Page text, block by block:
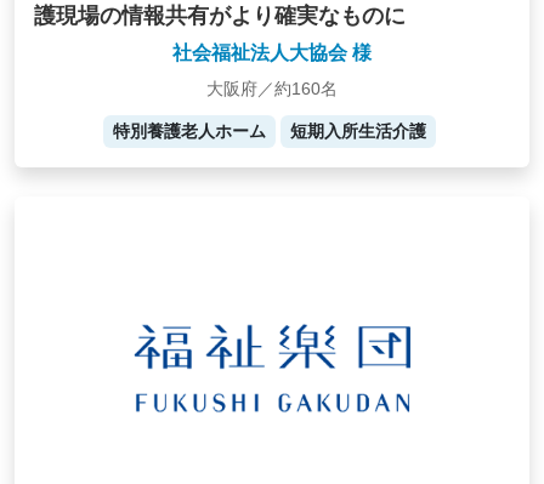
護現場の情報共有がより確実なものに
社会福祉法人大協会 様
大阪府／約160名
特別養護老人ホーム 短期入所生活介護